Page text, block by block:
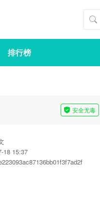
排行榜
安全无毒
18 15:37